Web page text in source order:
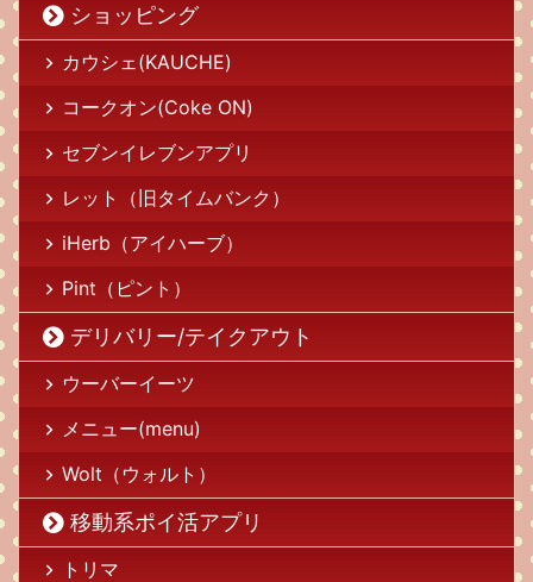
ショッピング
カウシェ(KAUCHE)
コークオン(Coke ON)
セブンイレブンアプリ
レット（旧タイムバンク）
iHerb（アイハーブ）
Pint（ピント）
デリバリー/テイクアウト
ウーバーイーツ
メニュー(menu)
Wolt（ウォルト）
移動系ポイ活アプリ
トリマ